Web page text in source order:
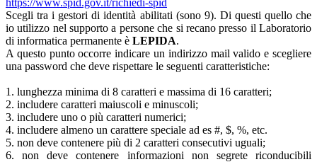
Scegli tra i gestori di identità abilitati (sono 9). Di questi quello che
io utilizzo nel supporto a persone che si recano presso il Laboratorio
di informatica permanente è LEPIDA.
A questo punto occorre indicare un indirizzo mail valido e scegliere
una password che deve rispettare le seguenti caratteristiche:
1. lunghezza minima di 8 caratteri e massima di 16 caratteri;
2. includere caratteri maiuscoli e minuscoli;
3. includere uno o più caratteri numerici;
4. includere almeno un carattere speciale ad es #, $, %, etc.
5. non deve contenere più di 2 caratteri consecutivi uguali;
6. non deve contenere informazioni non segrete riconducibili